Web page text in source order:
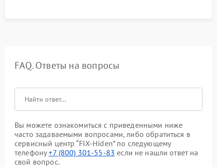
FAQ. Ответы на вопросы
Вы можете ознакомиться с приведенными ниже
часто задаваемыми вопросами, либо обратиться в
сервисный центр “FIX-Hiden” по следующему
телефону+7 (800) 301-55-83 если не нашли ответ на
свой вопрос.